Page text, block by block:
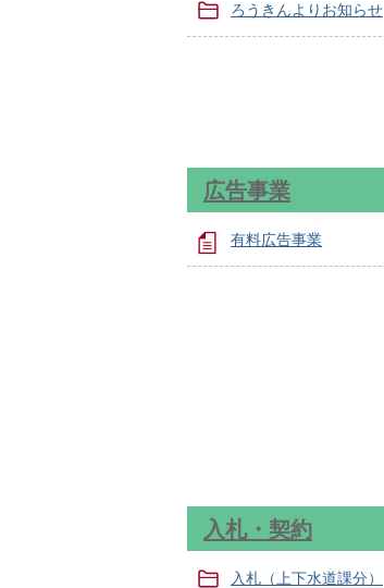
ろうきんよりお知らせ
広告事業
有料広告事業
入札・契約
入札（上下水道課分）